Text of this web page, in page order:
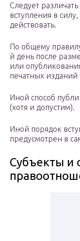
Следует
вступления в
действовать.
По общему
й день после
или
печатных
Иной способ
(хотя и допустим).
Иной порядок
предусмотрен в
Субъекты и